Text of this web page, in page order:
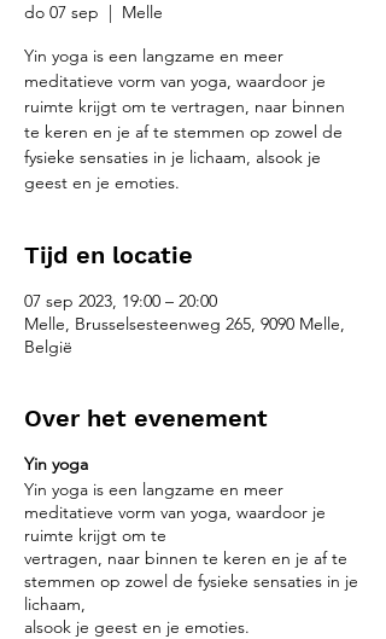
do 07 sep
  |
Melle
Yin yoga is een langzame en meer
meditatieve vorm van yoga, waardoor je
ruimte krijgt om te vertragen, naar binnen
te keren en je af te stemmen op zowel de
fysieke sensaties in je lichaam, alsook je
geest en je emoties.
Tijd en locatie
07 sep 2023, 19:00 – 20:00
Melle, Brusselsesteenweg 265, 9090 Melle,
België
Over het evenement
Yin yoga
Yin yoga is een langzame en meer
meditatieve vorm van yoga, waardoor je
ruimte krijgt om te
vertragen, naar binnen te keren en je af te
stemmen op zowel de fysieke sensaties in je
lichaam,
alsook je geest en je emoties.